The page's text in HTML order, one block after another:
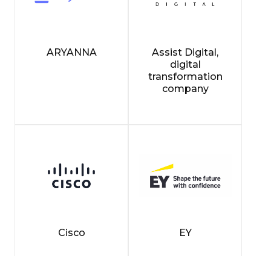
ARYANNA
Assist Digital,
digital
transformation
company
Cisco EY